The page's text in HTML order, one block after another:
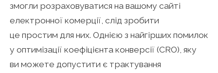
змогли розраховуватися на вашому сайті
електронної комерції, слід зробити
це простим для них. Однією з найгірших помилок
у оптимізації коефіцієнта конверсії (CRO), яку
ви можете допустити є трактування